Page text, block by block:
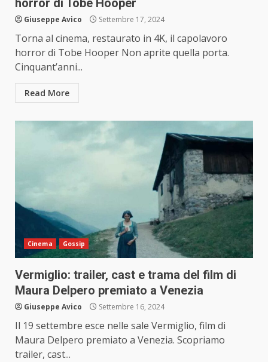
horror di Tobe Hooper
Giuseppe Avico Settembre 17, 2024
Torna al cinema, restaurato in 4K, il capolavoro
horror di Tobe Hooper Non aprite quella porta.
Cinquant’anni...
Read More
Cinema Gossip
Vermiglio: trailer, cast e trama del film di
Maura Delpero premiato a Venezia
Giuseppe Avico Settembre 16, 2024
Il 19 settembre esce nelle sale Vermiglio, film di
Maura Delpero premiato a Venezia. Scopriamo
trailer, cast...